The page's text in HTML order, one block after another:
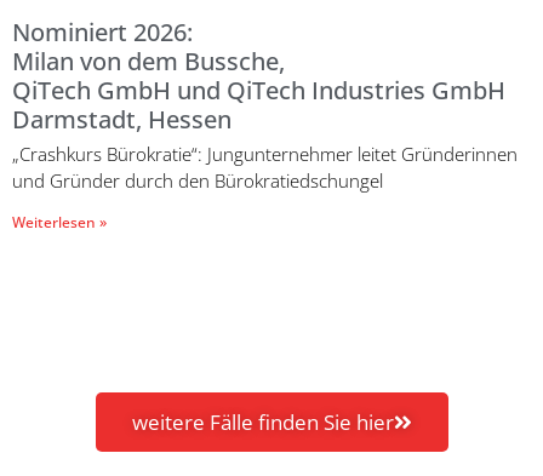
Nominiert 2026:
Milan von dem Bussche,
QiTech GmbH und QiTech Industries GmbH
Darmstadt, Hessen
„Crashkurs Bürokratie“: Jungunternehmer leitet Gründerinnen
und Gründer durch den Bürokratiedschungel
Weiterlesen »
weitere Fälle finden Sie hier